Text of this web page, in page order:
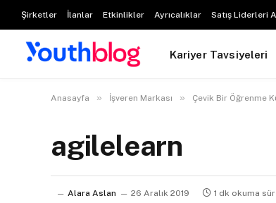
Şirketler İlanlar Etkinlikler Ayrıcalıklar Satış Liderleri
Kariyer Tavsiyeleri
Anasayfa » İşveren Markası » Çevik Bir Öğrenme
agilelearn
Alara Aslan 26 Aralık 2019 1 dk okuma